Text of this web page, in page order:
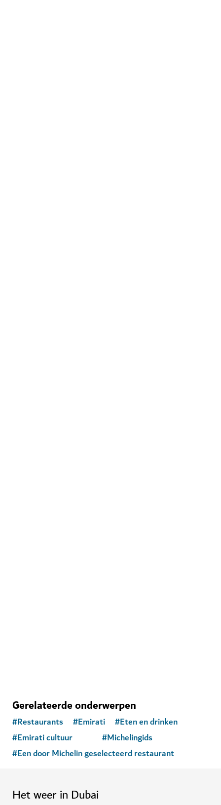
Gerelateerde onderwerpen
#Restaurants #Emirati #Eten en drinken
#Emirati cultuur #Michelingids
#Een door Michelin geselecteerd restaurant
Het weer in Dubai